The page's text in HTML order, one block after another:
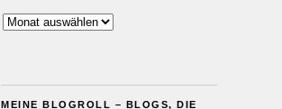
Archiv
MEINE BLOGROLL – BLOGS, DIE